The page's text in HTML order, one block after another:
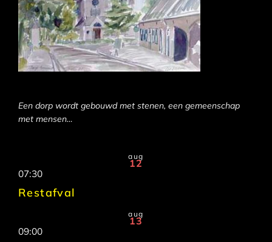
Een dorp wordt gebouwd met stenen, een gemeenschap
met mensen…
aug
12
07:30
Restafval
aug
13
09:00